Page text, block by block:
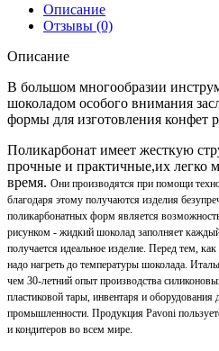
Описание
Отзывы (0)
Описание
В большом многообразии
шоколадом особого внимания
формы для изготовления конфет
Поликарбонат имеет жесткую
прочные и практичные,их легко
время. Они производятся при помощи
благодаря этому получаются изделия
поликарбонатных форм является
рисунком - жидкий шоколад заполняет
получается идеальное изделие. Перед тем,
надо нагреть до температуры шоколада.
чем 30-летний опыт производства
пластиковой тары, инвентаря и оборудования
промышленности. Продукция Pavoni
и кондитеров во всем мире.